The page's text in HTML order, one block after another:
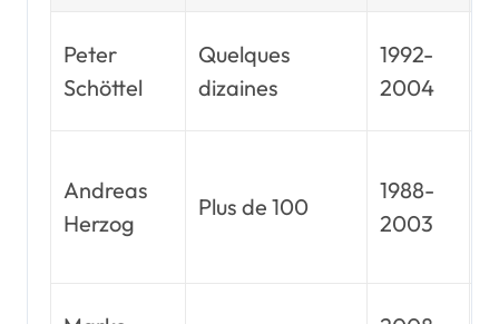
Peter
Schöttel
Quelques
dizaines
1992-
2004
Andreas
Herzog
Plus de 100
1988-
2003